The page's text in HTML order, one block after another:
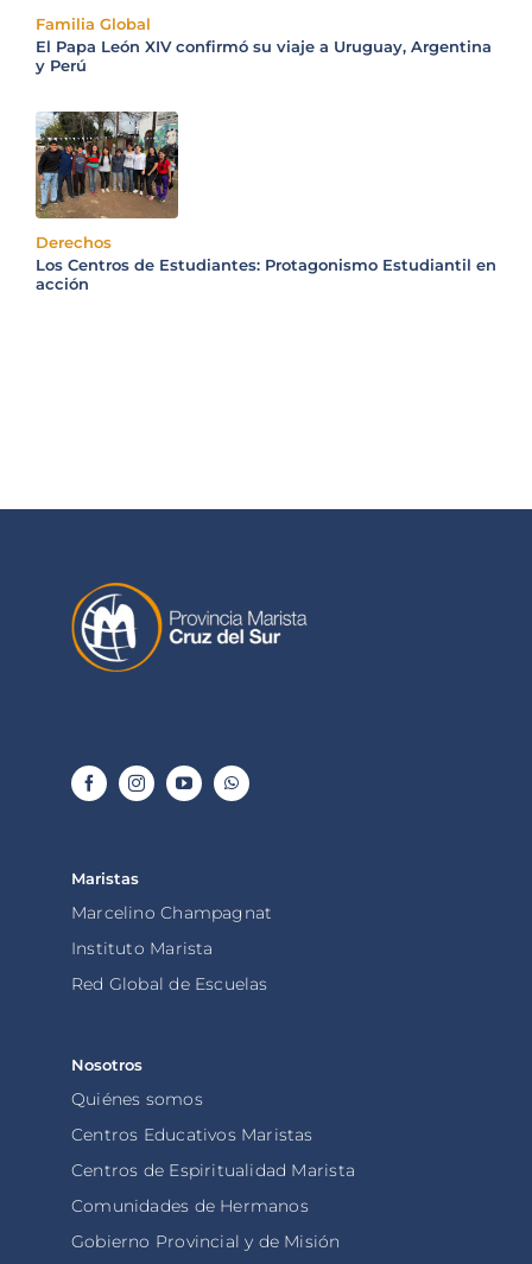
Familia Global
El Papa León XIV confirmó su viaje a Uruguay, Argentina
y Perú
Derechos
Los Centros de Estudiantes: Protagonismo Estudiantil en
acción
Maristas
Marcelino Champagnat
Instituto Marista
Red Global de Escuelas
Nosotros
Quiénes somos
Centros Educativos Maristas
Centros de Espiritualidad Marista
Comunidades de Hermanos
Gobierno Provincial y de Misión